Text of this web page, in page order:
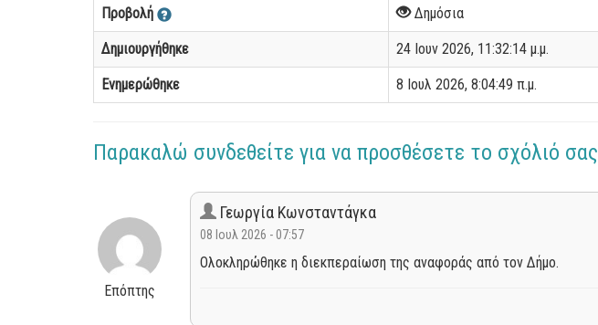
Προβολή Δημόσια
Δημιουργήθηκε 24 Ιουν 2026, 11:32:14 μ.μ.
Ενημερώθηκε 8 Ιουλ 2026, 8:04:49 π.μ.
Παρακαλώ συνδεθείτε για να προσθέσετε το σχόλιό σας
Επόπτης
Γεωργία Κωνσταντάγκα
08 Ιουλ 2026 - 07:57
Ολοκληρώθηκε η διεκπεραίωση της αναφοράς από τον Δήμο.